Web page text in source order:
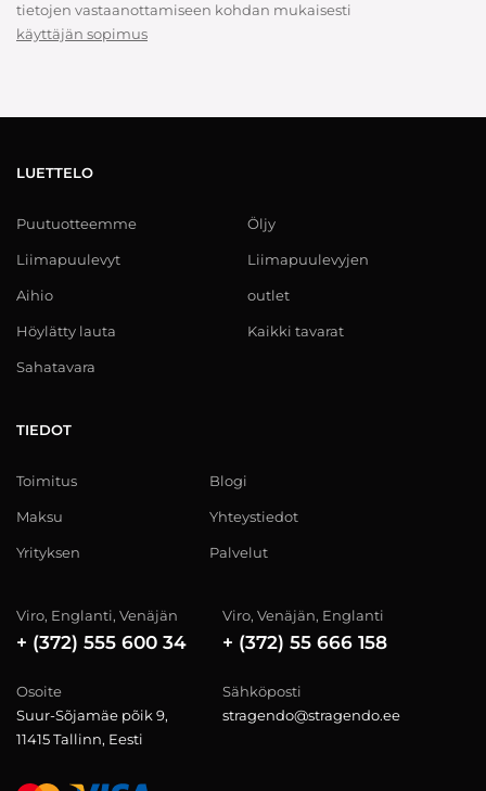
tietojen vastaanottamiseen kohdan mukaisesti
käyttäjän sopimus
LUETTELO
Puutuotteemme
Liimapuulevyt
Aihio
Höylätty lauta
Sahatavara
Öljy
Liimapuulevyjen
outlet
Kaikki tavarat
TIEDOT
Toimitus
Maksu
Yrityksen
Blogi
Yhteystiedot
Palvelut
Viro, Englanti, Venäjän
+ (372) 555 600 34
Viro, Venäjän, Englanti
+ (372) 55 666 158
Osoite
Suur-Sõjamäe põik 9,
11415 Tallinn, Eesti
Sähköposti
stragendo@stragendo.ee